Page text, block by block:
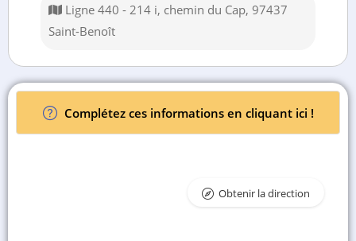
Ligne 440 - 214 i, chemin du Cap, 97437
Saint-Benoît
Complétez ces informations en cliquant ici !
Obtenir la direction